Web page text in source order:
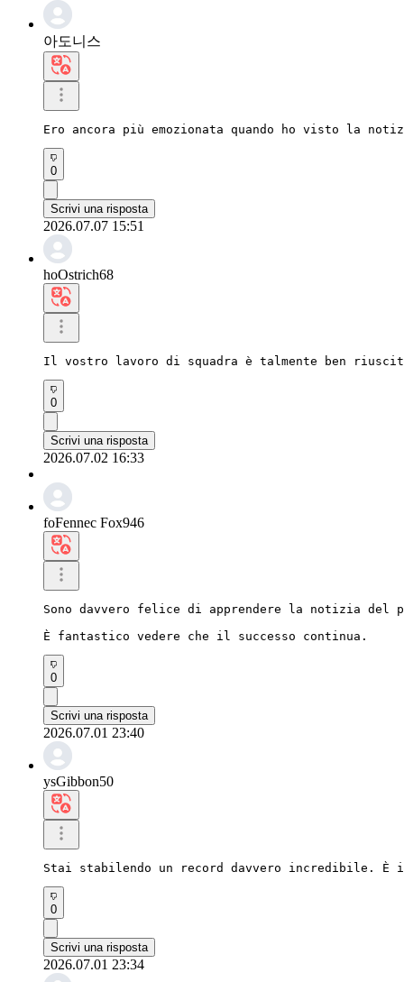
아도니스
Ero ancora più emozionata quando ho visto la
0
Scrivi una risposta
2026.07.07 15:51
hoOstrich68
Il vostro lavoro di squadra è talmente ben
0
Scrivi una risposta
2026.07.02 16:33
foFennec Fox946
Sono davvero felice di apprendere la notizia del
È fantastico vedere che il successo continua.
0
Scrivi una risposta
2026.07.01 23:40
ysGibbon50
Stai stabilendo un record davvero incredibile. È
0
Scrivi una risposta
2026.07.01 23:34